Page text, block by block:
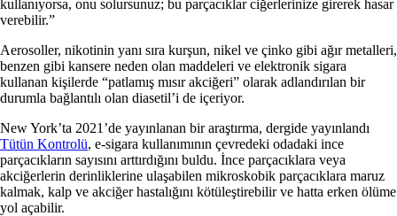
kullanıyorsa, onu solursunuz; bu parçacıklar ciğerlerinize girerek hasar
verebilir.”
Aerosoller, nikotinin yanı sıra kurşun, nikel ve çinko gibi ağır metalleri,
benzen gibi kansere neden olan maddeleri ve elektronik sigara
kullanan kişilerde “patlamış mısır akciğeri” olarak adlandırılan bir
durumla bağlantılı olan diasetil’i de içeriyor.
New York’ta 2021’de yayınlanan bir araştırma, dergide yayınlandı
Tütün Kontrolü, e-sigara kullanımının çevredeki odadaki ince
parçacıkların sayısını arttırdığını buldu. İnce parçacıklara veya
akciğerlerin derinliklerine ulaşabilen mikroskobik parçacıklara maruz
kalmak, kalp ve akciğer hastalığını kötüleştirebilir ve hatta erken ölüme
yol açabilir.